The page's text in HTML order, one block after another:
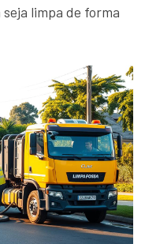
limpa de forma